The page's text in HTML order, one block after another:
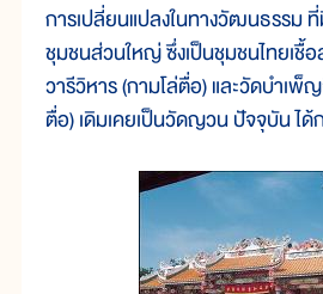
การเปลี่ยนแปลงในทางวัฒนธรรม
ชุมชนส่วนใหญ่ ซึ่งเป็นชุมชนไทยเชื้
วารีวิหาร (กามโล่ตื่อ) และวัดบำเ
ตื่อ) เดิมเคยเป็นวัดญวน ปัจจุบัน ได้